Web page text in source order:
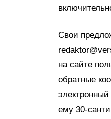
Свои
на сайте
обратные
ему 30-